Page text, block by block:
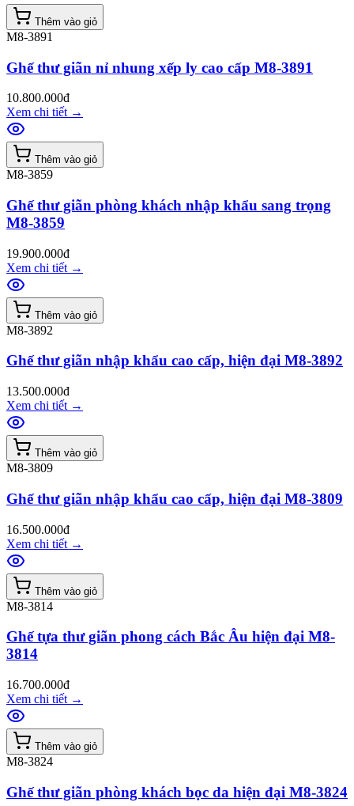
Thêm vào giỏ
M8-3891
Ghế thư giãn nỉ nhung xếp ly cao cấp M8-3891
10.800.000đ
Xem chi tiết →
Thêm vào giỏ
M8-3859
Ghế thư giãn phòng khách nhập khẩu sang trọng
M8-3859
19.900.000đ
Xem chi tiết →
Thêm vào giỏ
M8-3892
Ghế thư giãn nhập khẩu cao cấp, hiện đại M8-3892
13.500.000đ
Xem chi tiết →
Thêm vào giỏ
M8-3809
Ghế thư giãn nhập khẩu cao cấp, hiện đại M8-3809
16.500.000đ
Xem chi tiết →
Thêm vào giỏ
M8-3814
Ghế tựa thư giãn phong cách Bắc Âu hiện đại M8-
3814
16.700.000đ
Xem chi tiết →
Thêm vào giỏ
M8-3824
Ghế thư giãn phòng khách bọc da hiện đại M8-3824